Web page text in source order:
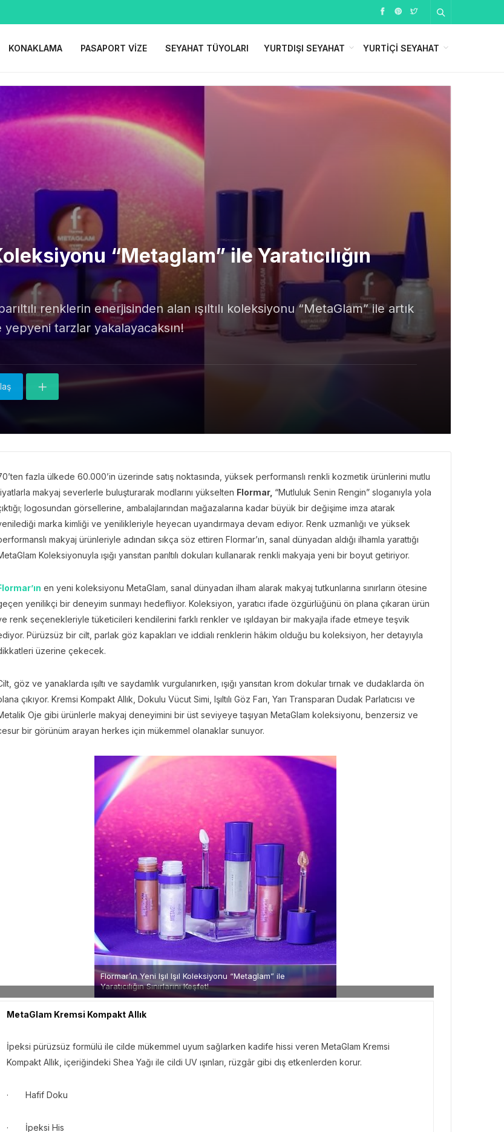
KONAKLAMA PASAPORT VIZE SEYAHAT TÜYOLARI YURTDIŞI SEYAHAT YURTIÇI SEYAHAT
“Metaglam” ile Yaratıcılığın
renklerin enerjisinden alan ışıltılı koleksiyonu “MetaGlam” ile artık
yepyeni tarzlar yakalayacaksın!
fazla ülkede 60.000’in üzerinde satış noktasında, yüksek performanslı renkli kozmetik ürünlerini mutlu
makyaj severlerle buluşturarak modlarını yükselten Flormar, “Mutluluk Senin Rengin” sloganıyla yola
logosundan görsellerine, ambalajlarından mağazalarına kadar büyük bir değişime imza atarak
marka kimliği ve yenilikleriyle heyecan uyandırmaya devam ediyor. Renk uzmanlığı ve yüksek
makyaj ürünleriyle adından sıkça söz ettiren Flormar’ın, sanal dünyadan aldığı ilhamla yarattığı
Koleksiyonuyla ışığı yansıtan parıltılı dokuları kullanarak renkli makyaja yeni bir boyut getiriyor.
en yeni koleksiyonu MetaGlam, sanal dünyadan ilham alarak makyaj tutkunlarına sınırların ötesine
yenilikçi bir deneyim sunmayı hedefliyor. Koleksiyon, yaratıcı ifade özgürlüğünü ön plana çıkaran ürün
renk seçenekleriyle tüketicileri kendilerini farklı renkler ve ışıldayan bir makyajla ifade etmeye teşvik
Pürüzsüz bir cilt, parlak göz kapakları ve iddialı renklerin hâkim olduğu bu koleksiyon, her detayıyla
üzerine çekecek.
göz ve yanaklarda ışıltı ve saydamlık vurgulanırken, ışığı yansıtan krom dokular tırnak ve dudaklarda ön
çıkıyor. Kremsi Kompakt Allık, Dokulu Vücut Simi, Işıltılı Göz Farı, Yarı Transparan Dudak Parlatıcısı ve
Oje gibi ürünlerle makyaj deneyimini bir üst seviyeye taşıyan MetaGlam koleksiyonu, benzersiz ve
bir görünüm arayan herkes için mükemmel olanaklar sunuyor.
Flormar’ın Yeni Işıl Işıl Koleksiyonu “Metaglam” ile
Yaratıcılığın Sınırlarını Keşfet!
MetaGlam Kremsi Kompakt Allık
İpeksi pürüzsüz formülü ile cilde mükemmel uyum sağlarken kadife hissi veren MetaGlam Kremsi
Kompakt Allık, içeriğindeki Shea Yağı ile cildi UV ışınları, rüzgâr gibi dış etkenlerden korur.
· Hafif Doku
· İpeksi His